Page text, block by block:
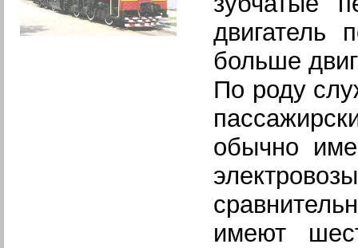
двигатель
больше
По роду
обычно
имеют